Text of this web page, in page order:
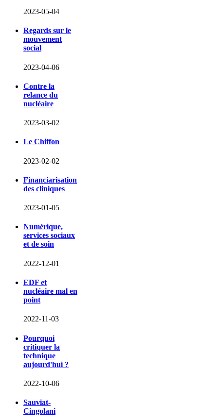
2023-05-04
Regards sur le
mouvement
social
2023-04-06
Contre la
relance du
nucléaire
2023-03-02
Le Chiffon
2023-02-02
Financiarisation
des cliniques
2023-01-05
Numérique,
services sociaux
et de soin
2022-12-01
EDF et
nucléaire mal en
point
2022-11-03
Pourquoi
critiquer la
technique
aujourd'hui ?
2022-10-06
Sauviat-
Cingolani